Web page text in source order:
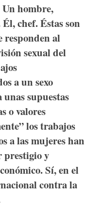
hombre,
chef. Éstas son
responden al
sexual del
a un sexo
supuestas
o valores
los trabajos
a las mujeres han
prestigio y
Sí, en el
contra la